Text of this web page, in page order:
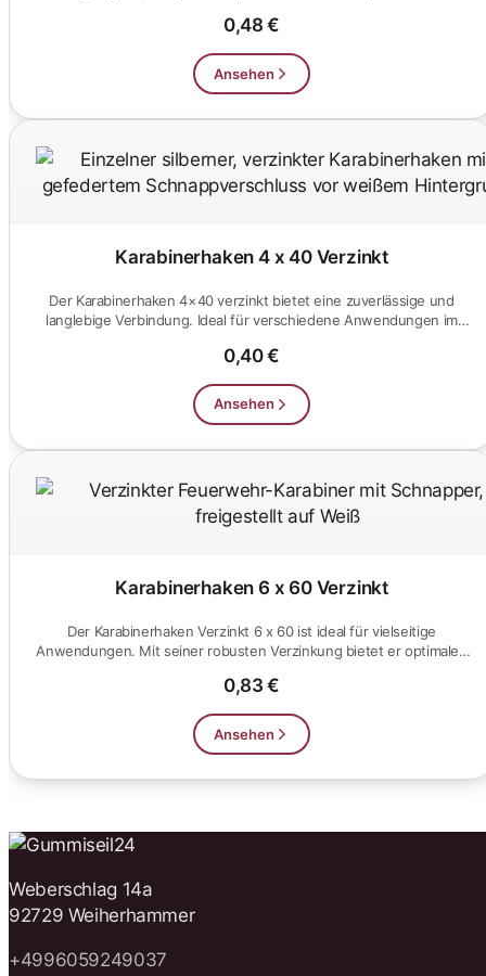
0,48 €
Ansehen
Karabinerhaken 4 x 40 Verzinkt
Der Karabinerhaken 4×40 verzinkt bietet eine zuverlässige und
langlebige Verbindung. Ideal für verschiedene Anwendungen im
0,40 €
Ansehen
Karabinerhaken 6 x 60 Verzinkt
Der Karabinerhaken Verzinkt 6 x 60 ist ideal für vielseitige
Anwendungen. Mit seiner robusten Verzinkung bietet er optimalen
0,83 €
Ansehen
Weberschlag 14a
92729 Weiherhammer
+4996059249037